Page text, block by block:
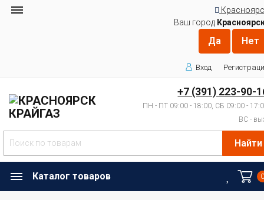
Ваш город
Вход
+7 (391) 223-90-
ПН - ПТ 09:00 - 18:00, СБ 09:00 -
ВС -
Найти
Каталог товаров